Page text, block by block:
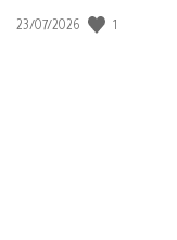
Fecha
23/07/2026 1